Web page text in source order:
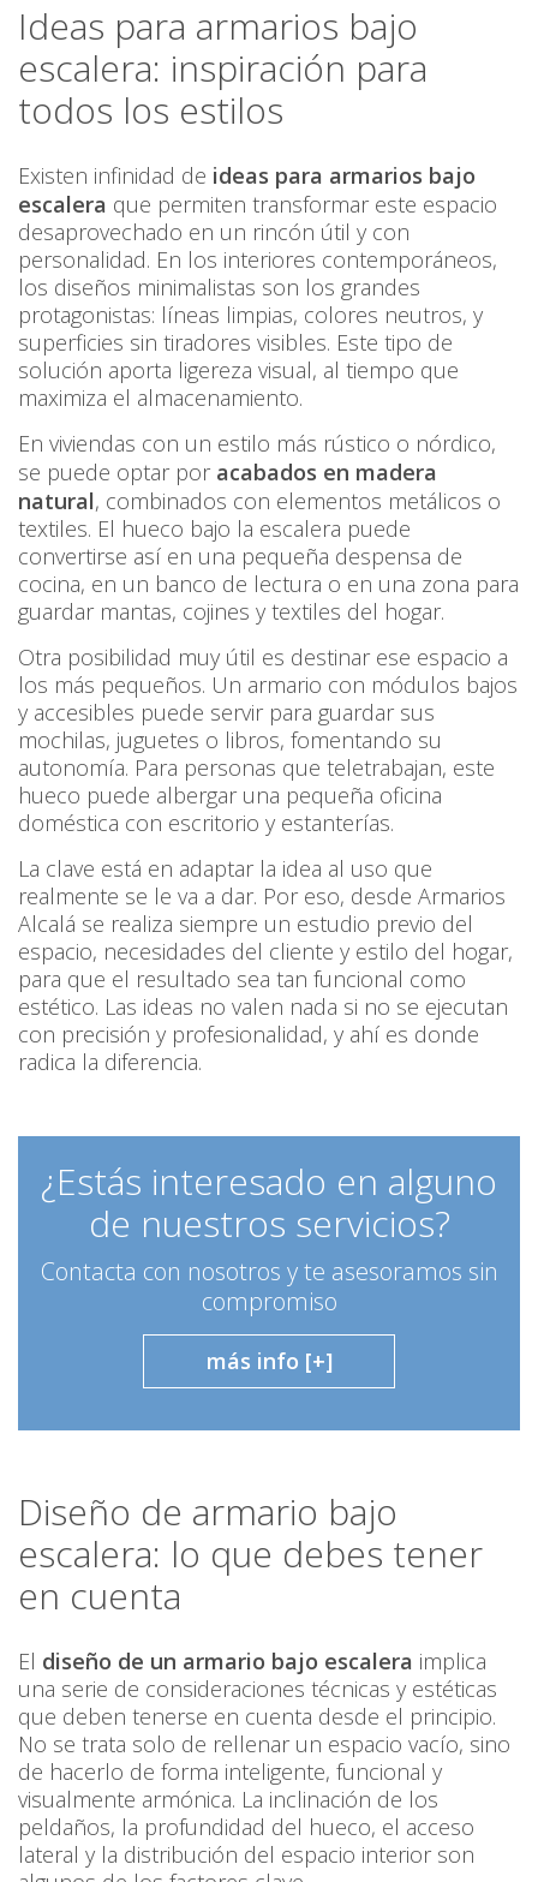
Ideas para armarios bajo
escalera: inspiración para
todos los estilos
Existen infinidad de ideas para armarios bajo
escalera que permiten transformar este espacio
desaprovechado en un rincón útil y con
personalidad. En los interiores contemporáneos,
los diseños minimalistas son los grandes
protagonistas: líneas limpias, colores neutros, y
superficies sin tiradores visibles. Este tipo de
solución aporta ligereza visual, al tiempo que
maximiza el almacenamiento.
En viviendas con un estilo más rústico o nórdico,
se puede optar por acabados en madera
natural, combinados con elementos metálicos o
textiles. El hueco bajo la escalera puede
convertirse así en una pequeña despensa de
cocina, en un banco de lectura o en una zona para
guardar mantas, cojines y textiles del hogar.
Otra posibilidad muy útil es destinar ese espacio a
los más pequeños. Un armario con módulos bajos
y accesibles puede servir para guardar sus
mochilas, juguetes o libros, fomentando su
autonomía. Para personas que teletrabajan, este
hueco puede albergar una pequeña oficina
doméstica con escritorio y estanterías.
La clave está en adaptar la idea al uso que
realmente se le va a dar. Por eso, desde Armarios
Alcalá se realiza siempre un estudio previo del
espacio, necesidades del cliente y estilo del hogar,
para que el resultado sea tan funcional como
estético. Las ideas no valen nada si no se ejecutan
con precisión y profesionalidad, y ahí es donde
radica la diferencia.
¿Estás interesado en alguno
de nuestros servicios?
Contacta con nosotros y te asesoramos sin
compromiso
más info [+]
Diseño de armario bajo
escalera: lo que debes tener
en cuenta
El diseño de un armario bajo escalera implica
una serie de consideraciones técnicas y estéticas
que deben tenerse en cuenta desde el principio.
No se trata solo de rellenar un espacio vacío, sino
de hacerlo de forma inteligente, funcional y
visualmente armónica. La inclinación de los
peldaños, la profundidad del hueco, el acceso
lateral y la distribución del espacio interior son